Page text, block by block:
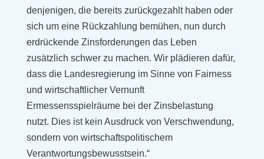
denjenigen, die bereits zurückgezahlt haben oder
sich um eine Rückzahlung bemühen, nun durch
erdrückende Zinsforderungen das Leben
zusätzlich schwer zu machen. Wir plädieren dafür,
dass die Landesregierung im Sinne von Fairness
und wirtschaftlicher Vernunft
Ermessensspielräume bei der Zinsbelastung
nutzt. Dies ist kein Ausdruck von Verschwendung,
sondern von wirtschaftspolitischem
Verantwortungsbewusstsein.“